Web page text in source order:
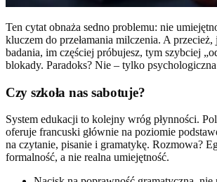
Ten cytat obnaża sedno problemu: nie
kluczem do przełamania milczenia. A przecież,
badania, im częściej próbujesz, tym szybciej
blokady. Paradoks? Nie – tylko
Czy szkoła nas sabotuje?
System edukacji to kolejny wróg płynności.
oferuje francuski głównie na poziomie
na czytanie, pisanie i gramatykę. Rozmowa?
formalność, a nie realna umiejętność.